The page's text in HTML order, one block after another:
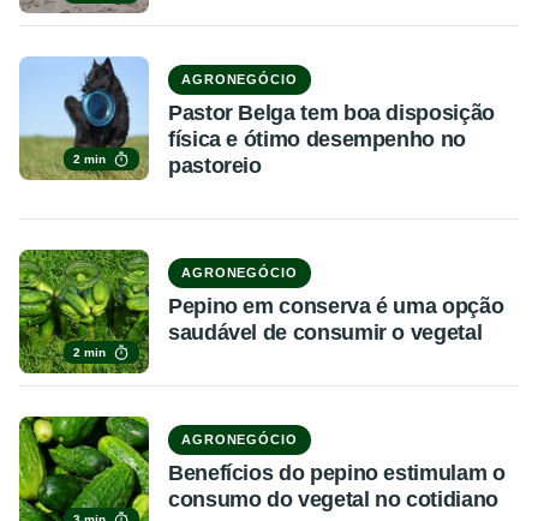
2 min
AGRONEGÓCIO
Pastor Belga tem boa disposição
física e ótimo desempenho no
pastoreio
2 min
AGRONEGÓCIO
Pepino em conserva é uma opção
saudável de consumir o vegetal
AGRONEGÓCIO
Benefícios do pepino estimulam o
consumo do vegetal no cotidiano